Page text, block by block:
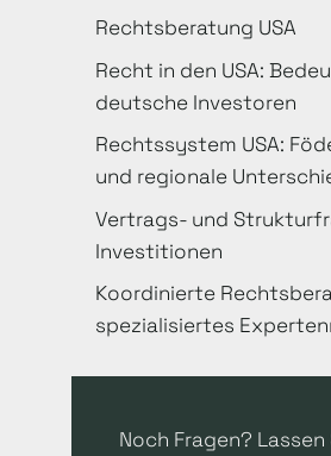
Rechtsberatung USA
Recht in den USA:
deutsche Investoren
Rechtssystem USA:
und regionale
Vertrags- und
Investitionen
Koordinierte
spezialisiertes
Noch Fragen?